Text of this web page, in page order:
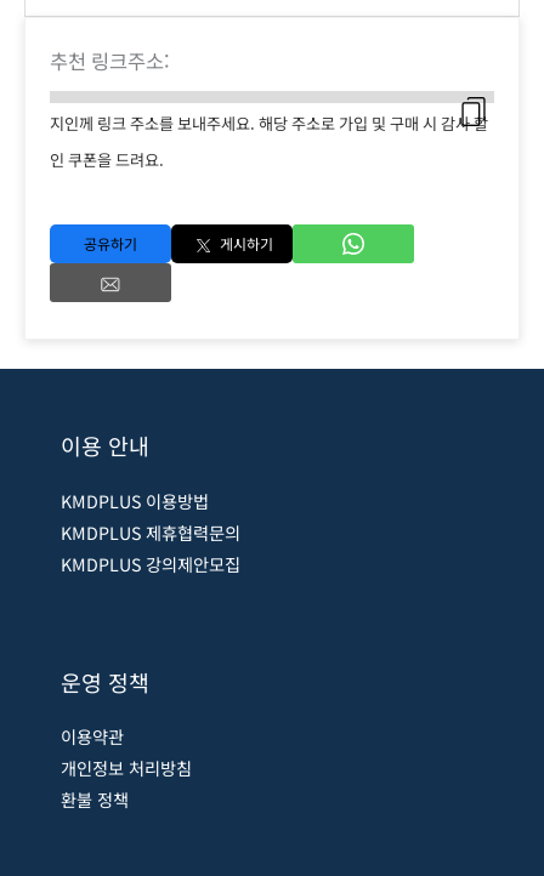
추천 링크주소:
지인께 링크 주소를 보내주세요. 해당 주소로 가입 및 구매 시 감사 할
인 쿠폰을 드려요.
공유하기 게시하기
이용 안내
KMDPLUS 이용방법
KMDPLUS 제휴협력문의
KMDPLUS 강의제안모집
운영 정책
이용약관
개인정보 처리방침
환불 정책